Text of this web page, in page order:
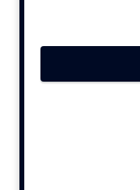
Contentmarketing